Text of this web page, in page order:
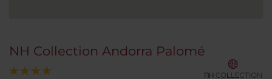
NH Collection Andorra Palomé